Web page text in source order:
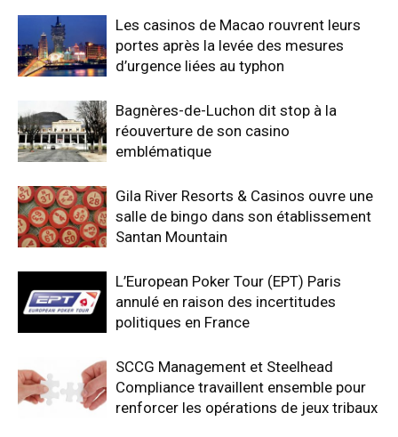
Les casinos de Macao rouvrent leurs
portes après la levée des mesures
d’urgence liées au typhon
Bagnères-de-Luchon dit stop à la
réouverture de son casino
emblématique
Gila River Resorts & Casinos ouvre une
salle de bingo dans son établissement
Santan Mountain
L’European Poker Tour (EPT) Paris
annulé en raison des incertitudes
politiques en France
SCCG Management et Steelhead
Compliance travaillent ensemble pour
renforcer les opérations de jeux tribaux